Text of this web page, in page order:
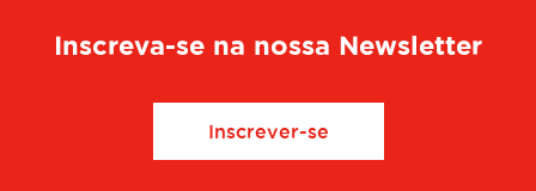
Inscreva-se na nossa Newsletter
Inscrever-se